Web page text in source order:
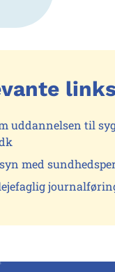
uddannelsen til
med